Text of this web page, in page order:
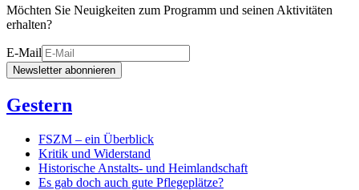
Möchten Sie Neuigkeiten zum Programm und seinen Aktivitäten
erhalten?
E-Mail
Newsletter abonnieren
Gestern
FSZM – ein Überblick
Kritik und Widerstand
Historische Anstalts- und Heimlandschaft
Es gab doch auch gute Pflegeplätze?